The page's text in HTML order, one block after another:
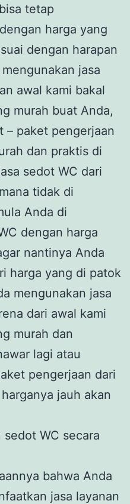
tetap
harga yang
dengan harapan
jasa
awal kami bakal
murah buat Anda,
– paket pengerjaan
dan praktis di
sedot WC dari
tidak di
Anda di
dengan harga
nantinya Anda
harga yang di patok
mengunakan jasa
dari awal kami
murah dan
lagi atau
pengerjaan dari
jauh akan
WC secara
bahwa Anda
jasa layanan